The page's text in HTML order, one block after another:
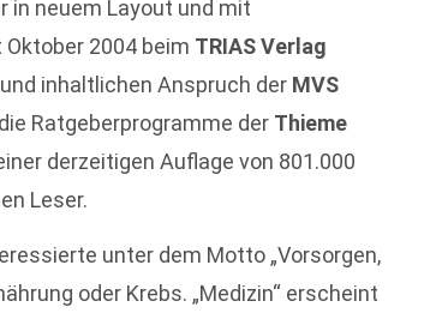
in neuem Layout und mit
2004 beim TRIAS Verlag
inhaltlichen Anspruch der MVS
Ratgeberprogramme der Thieme
derzeitigen Auflage von 801.000
Leser.
unter dem Motto „Vorsorgen,
oder Krebs. „Medizin“ erscheint